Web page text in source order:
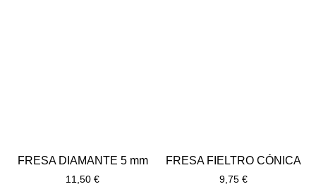
FRESA DIAMANTE 5 mm
11,50 €
FRESA FIELTRO CÓNICA
9,75 €